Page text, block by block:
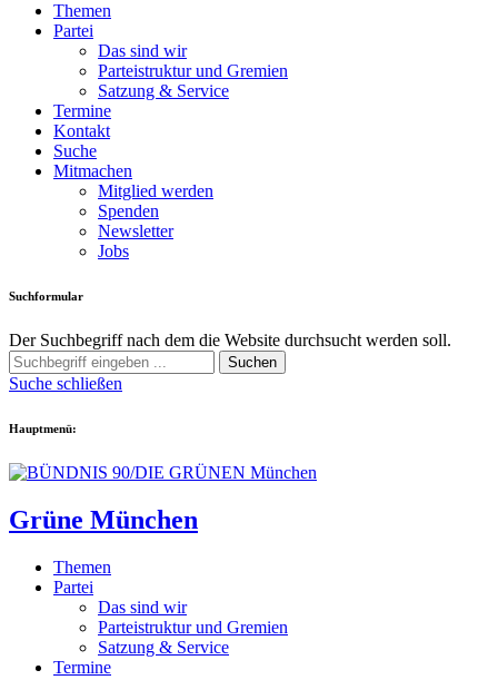
Themen
Partei
Das sind wir
Parteistruktur und Gremien
Satzung & Service
Termine
Kontakt
Suche
Mitmachen
Mitglied werden
Spenden
Newsletter
Jobs
Suchformular
Der Suchbegriff nach dem die Website durchsucht werden soll.
Suchen
Suche schließen
Hauptmenü:
Grüne München
Themen
Partei
Das sind wir
Parteistruktur und Gremien
Satzung & Service
Termine